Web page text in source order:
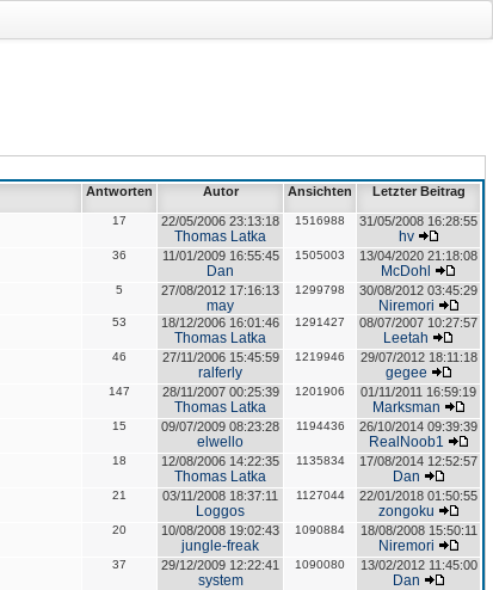
Antworten Autor Ansichten Letzter Beitrag
17 22/05/2006 23:13:18
Thomas Latka
1516988 31/05/2008 16:28:55
hv
36 11/01/2009 16:55:45
Dan
1505003 13/04/2020 21:18:08
McDohl
5 27/08/2012 17:16:13
may
1299798 30/08/2012 03:45:29
Niremori
53 18/12/2006 16:01:46
Thomas Latka
1291427 08/07/2007 10:27:57
Leetah
46 27/11/2006 15:45:59
ralferly
1219946 29/07/2012 18:11:18
gegee
147 28/11/2007 00:25:39
Thomas Latka
1201906 01/11/2011 16:59:19
Marksman
15 09/07/2009 08:23:28
elwello
1194436 26/10/2014 09:39:39
RealNoob1
18 12/08/2006 14:22:35
Thomas Latka
1135834 17/08/2014 12:52:57
Dan
21 03/11/2008 18:37:11
Loggos
1127044 22/01/2018 01:50:55
zongoku
20 10/08/2008 19:02:43
jungle-freak
1090884 18/08/2008 15:50:11
Niremori
37 29/12/2009 12:22:41
system
1090080 13/02/2012 11:45:00
Dan